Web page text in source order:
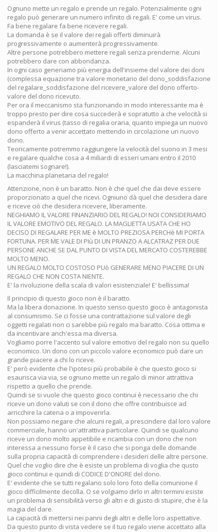
Ognuno mette un regalo e prende un regalo. Potenzialmente ogni
regalo può generare un numero infinito di regali. E' come un virus.
Fa bene regalare fa bene ricevere regali.
La domanda è se il valore dei regali offerti diminuirà
progressivamente o aumenterà progressivamente.
Altre persone potrebbero mettere regali senza prenderne. Alcuni
potrebbero dare con abbondanza.
In ogni caso generiamo più energia dell'insieme del valore dei doni
(complessa equazione tra valore monetario del dono_soddisfazione
del regalare_soddisfazione del ricevere_valore del dono offerto-
valore del dono ricevuto.
Per ora il meccanismo sta funzionando in modo interessante ma è
troppo presto per dire cosa succederà e sopratutto a che velocità si
espanderà il virus (tasso di regalia oraria, quanto impiega un nuovo
dono offerto a venir accettato mettendo in circolazione un nuovo
dono.
Teoricamente potremmo raggiungere la velocità del suono in 3 mesi
e regalare qualche cosa a 4 miliardi di esseri umani entro il 2010
(lasciatemi sognare!).
La macchina planetaria del regalo!
Attenzione, non è un baratto. Non è che quel che dai deve essere
proporzionato a quel che ricevi. Ogniuno dà quel che desidera dare
e riceve ciò che desidera ricevere, liberamente.
NEGHIAMO IL VALORE FINANZIARIO DEL REGALO! NOI CONSIDERIAMO
IL VALORE EMOTIVO DEL REGALO. LA MAGLIETTA USATA CHE HO
DECISO DI REGALARE PER ME è MOLTO PREZIOSA PERCHè MI PORTA
FORTUNA. PER ME VALE DI PIù DI UN PRANZO A ALCATRAZ PER DUE
PERSONE ANCHE SE DAL PUNTO DI VISTA DEL MERCATO COSTEREBBE
MOLTO MENO.
UN REGALO MOLTO COSTOSO PUò GENERARE MENO PIACERE DI UN
REGALO CHE NON COSTA NIENTE.
E' la rivoluzione della scala di valori esistenziale! E' bellissima!
Il principio di questo gioco non è il baratto.
Ma la libera donazione. In questo senso questo gioco è antagonista
al consumismo. Se ci fosse una contrattazione sul valore degli
oggetti regalati non ci sarebbe più regalo ma baratto. Cosa ottima e
da incentivare anch'essa ma diversa.
Vogliamo porre l'accento sul valore emotivo del regalo non su quello
economico. Un dono con un piccolo valore economico può dare un
grande piacere a chi lo riceve.
E' però evidente che l'ipotesi più probabile è che questo gioco si
esaurisca via via, se ognuno mette un regalo di minor attrattiva
rispetto a quello che prende.
Quindi se si vuole che questo gioco continui è necessario che chi
riceve un dono valuti se con il dono che offre contribuisce ad
arricchire la catena o a impoverirla.
Non possiamo negare che alcuni regali, a prescindere dal loro valore
commerciale, hanno un'attrattiva particolare. Quindi se qualcuno
riceve un dono molto appetibile e ricambia con un dono che non
interessa a nessuno forse è il caso che si ponga delle domande
sulla propria capacità di comprendere i desideri delle altre persone.
Quel che voglio dire che è esiste un problema di voglia che qusto
gioco continui e quindi di CODICE D'ONORE del dono.
E' evidente che se tutti regalano solo loro foto della comunione il
gioco difficilmente decolla. O se volgiamo dirlo in altri termini esiste
un problema di sensibilità verso gli altri e di gusto di stupire, che è la
magia del dare.
La capacità di mettersi nei panni degli altri e delle loro aspettative.
Da questo punto di vista vedere se il tuo regalo viene accettato alla